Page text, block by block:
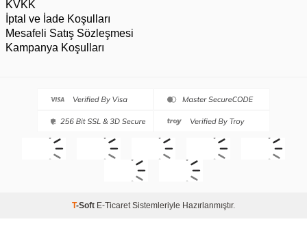
KVKK
İptal ve İade Koşulları
Mesafeli Satış Sözleşmesi
Kampanya Koşulları
T-Soft E-Ticaret Sistemleriyle Hazırlanmıştır.